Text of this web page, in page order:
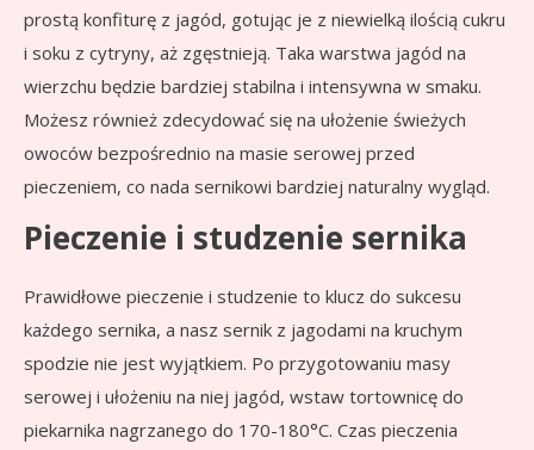
prostą konfiturę z jagód, gotując je z niewielką ilością cukru
i soku z cytryny, aż zgęstnieją. Taka warstwa jagód na
wierzchu będzie bardziej stabilna i intensywna w smaku.
Możesz również zdecydować się na ułożenie świeżych
owoców bezpośrednio na masie serowej przed
pieczeniem, co nada sernikowi bardziej naturalny wygląd.
Pieczenie i studzenie sernika
Prawidłowe pieczenie i studzenie to klucz do sukcesu
każdego sernika, a nasz sernik z jagodami na kruchym
spodzie nie jest wyjątkiem. Po przygotowaniu masy
serowej i ułożeniu na niej jagód, wstaw tortownicę do
piekarnika nagrzanego do 170-180°C. Czas pieczenia